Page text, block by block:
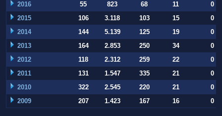
2016
55 823 68 11
0
2015
106 3.118 103 15
0
2014
144 5.139 125 19
0
2013
164 2.853 250 34
0
2012
118 2.312 259 22
0
2011
131 1.547 335 21
0
2010
322 2.545 220 21
0
2009
207 1.423 167 16 0